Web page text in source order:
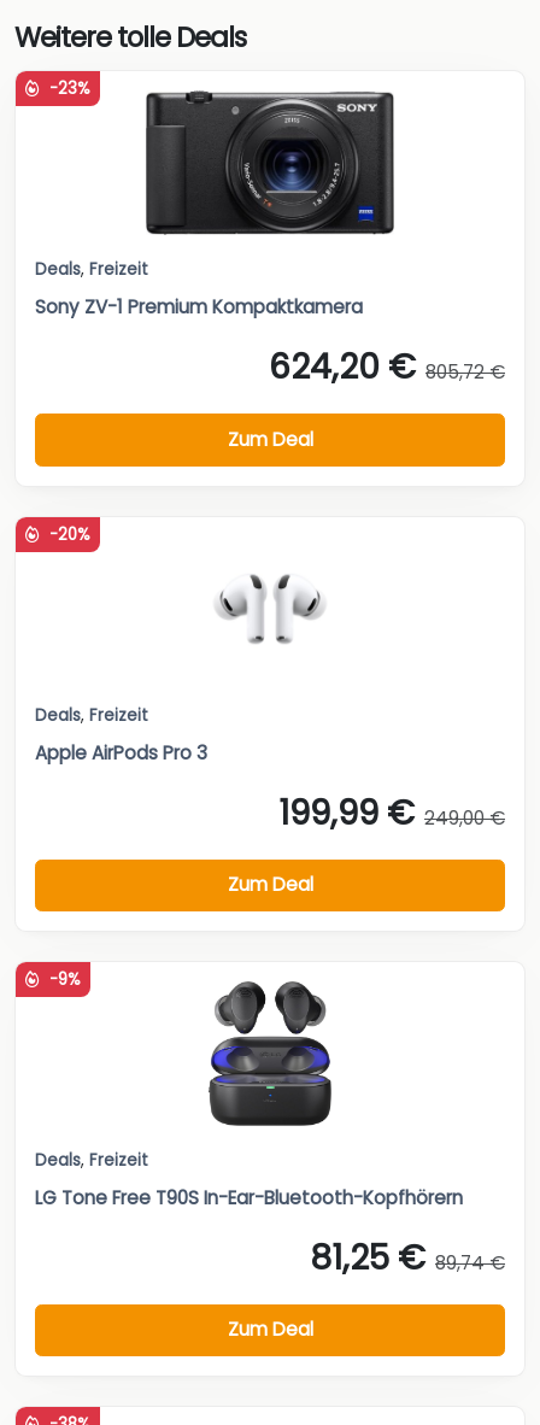
Weitere tolle Deals
-23%
Deals, Freizeit
Sony ZV-1 Premium Kompaktkamera
624,20 € 805,72 €
Zum Deal
-20%
Deals, Freizeit
Apple AirPods Pro 3
199,99 € 249,00 €
Zum Deal
-9%
Deals, Freizeit
LG Tone Free T90S In-Ear-Bluetooth-Kopfhörern
81,25 € 89,74 €
Zum Deal